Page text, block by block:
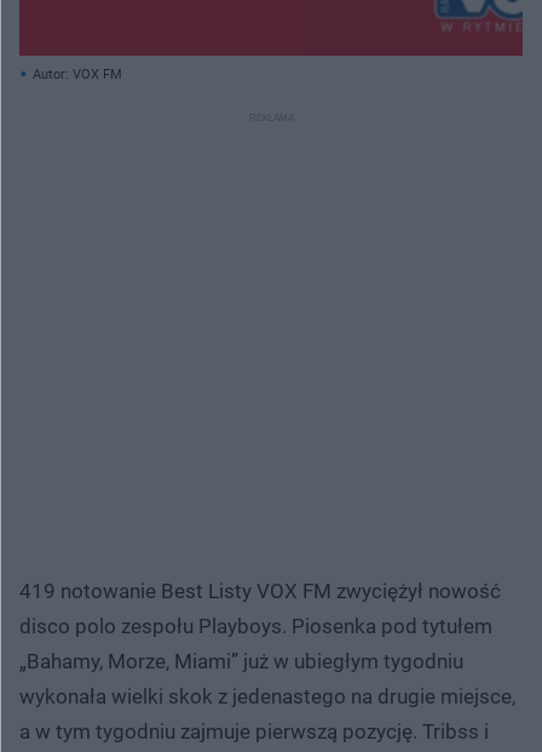
Autor: VOX FM
419 notowanie Best Listy VOX FM zwyciężył nowość
disco polo zespołu Playboys. Piosenka pod tytułem
„Bahamy, Morze, Miami” już w ubiegłym tygodniu
wykonała wielki skok z jedenastego na drugie miejsce,
a w tym tygodniu zajmuje pierwszą pozycję. Tribss i